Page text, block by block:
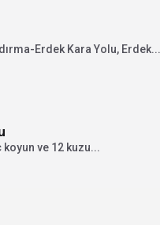
Erdek Kara Yolu, Erdek...
koyun ve 12 kuzu...